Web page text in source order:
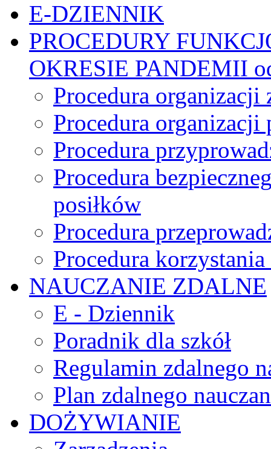
E-DZIENNIK
PROCEDURY
OKRESIE PANDEMII
Procedura
Procedura
Procedura
Procedura
posiłków
Procedura
Procedura
NAUCZANIE ZDALNE
E - Dziennik
Poradnik dla szkół
Regulamin zdalnego
Plan zdalnego
DOŻYWIANIE